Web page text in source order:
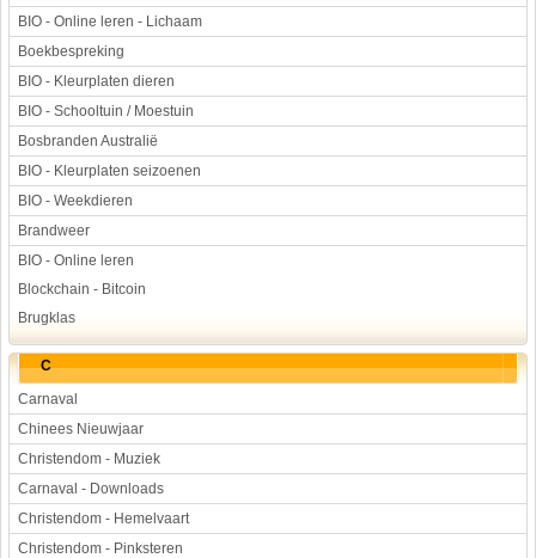
BIO - Online leren - Lichaam
Boekbespreking
BIO - Kleurplaten dieren
BIO - Schooltuin / Moestuin
Bosbranden Australië
BIO - Kleurplaten seizoenen
BIO - Weekdieren
Brandweer
BIO - Online leren
Blockchain - Bitcoin
Brugklas
C
Carnaval
Chinees Nieuwjaar
Christendom - Muziek
Carnaval - Downloads
Christendom - Hemelvaart
Christendom - Pinksteren